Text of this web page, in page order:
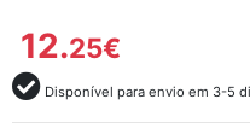
12.25€
Disponível para envio em 3-5